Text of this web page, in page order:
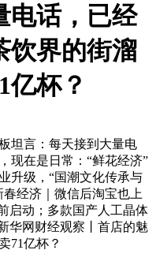
电话，已经
饮界的街溜
亿杯？
坦言：每天接到大量电
现在是日常：“鲜花经济”
升级，“国潮文化传承与
经济｜微信后淘宝也上
启动；多款国产人工晶体
华网财经观察丨首店的魅
71亿杯？